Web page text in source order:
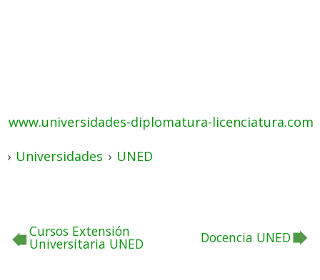
www.universidades-diplomatura-licenciatura.com
› Universidades › UNED
Cursos Extensión
Universitaria UNED Docencia UNED